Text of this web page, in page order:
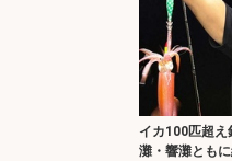
イカ100匹超え
灘・響灘とも